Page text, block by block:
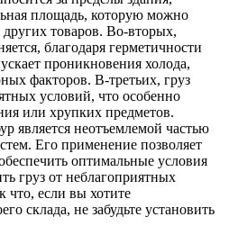
площадь, которую можно
других товаров. Во-вторых,
благодаря герметичности
проникновения холода,
факторов. В-третьих, груз
условий, что особенно
или хрупких предметов.
является неотъемлемой частью
Его применение позволяет
оптимальные условия
груз от неблагоприятных
что, если вы хотите
склада, не забудьте установить